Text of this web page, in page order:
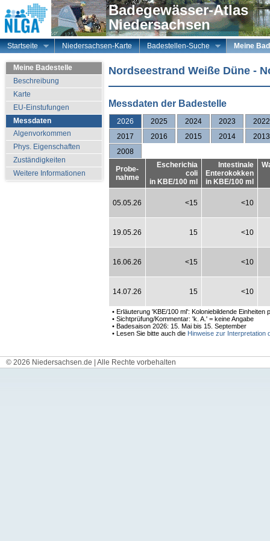
Badegewässer-Atlas
Niedersachsen
Startseite Niedersachsen-Karte Badestellen-Suche Meine
Meine Badestelle
Beschreibung
Karte
EU-Einstufungen
Messdaten
Algenvorkommen
Phys. Eigenschaften
Zuständigkeiten
Weitere Informationen
Nordseestrand Weiße Düne -
Messdaten der Badestelle
2026 2025 2024 2023
2022
2017
2016 2015 2014
2013
2008
Probe-
nahme
Escherichia
coli
in KBE/100 ml
Intestinale
Enterokokken
in KBE/100 ml
• Erläuterung 'KBE/100 ml': Koloniebildende Einheiten
• Sichtprüfung/Kommentar: 'k. A.' = keine Angabe
• Badesaison 2026: 15. Mai bis 15. September
• Lesen Sie bitte auch die Hinweise zur Interpretation
05.05.26 <15 <10
19.05.26 15 <10
16.06.26 <15 <10
14.07.26 15 <10
© 2026 Niedersachsen.de | Alle Rechte vorbehalten